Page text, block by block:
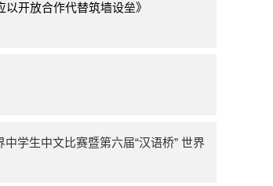
开放合作代替筑墙设垒》
学生中文比赛暨第六届“汉语桥” 世界